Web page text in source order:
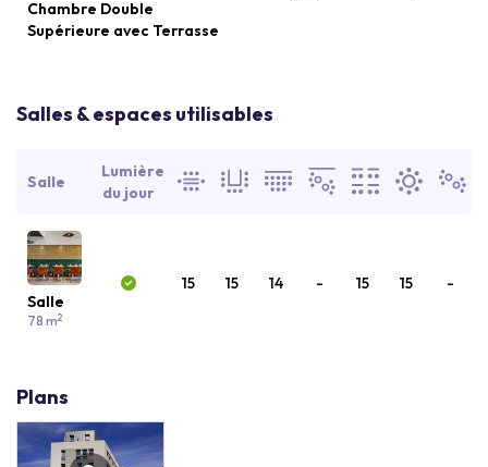
Chambre Double
Supérieure avec Terrasse
Salles & espaces utilisables
Salle
Lumière
du jour
Salle
78 m2
15 15 14 - 15 15 -
Plans